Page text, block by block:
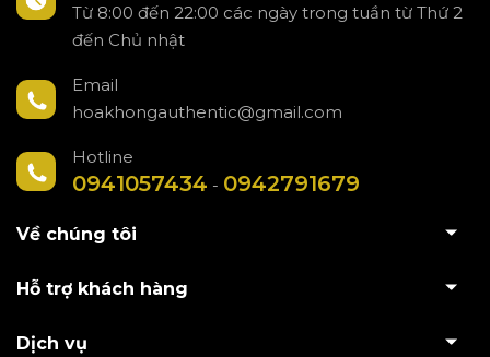
Từ 8:00 đến 22:00 các ngày trong tuần từ Thứ 2
đến Chủ nhật
Email
hoakhongauthentic@gmail.com
Hotline
0941057434 - 0942791679
Về chúng tôi
Hỗ trợ khách hàng
Dịch vụ